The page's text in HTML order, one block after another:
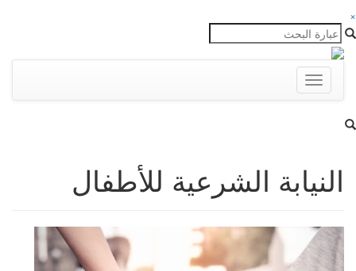
×
Toggle
navigation
النيابة الشرعية للأطفال